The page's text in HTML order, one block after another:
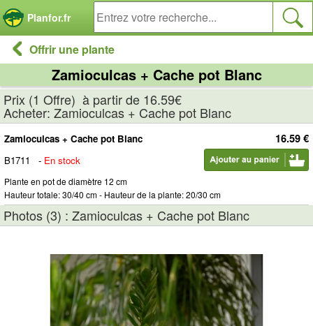
Planfor.fr
Offrir une plante
Zamioculcas + Cache pot Blanc
Prix (1 Offre) à partir de 16.59€
Acheter: Zamioculcas + Cache pot Blanc
16.59 €
Zamioculcas + Cache pot Blanc
B1711
- En stock
Plante en pot de diamètre 12 cm
Hauteur totale: 30/40 cm - Hauteur de la plante: 20/30 cm
Photos (3) : Zamioculcas + Cache pot Blanc
Panneau de gestion des cookies